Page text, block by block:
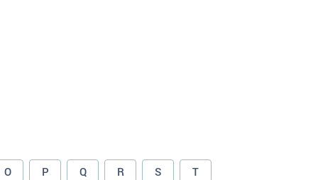
O P Q R S T